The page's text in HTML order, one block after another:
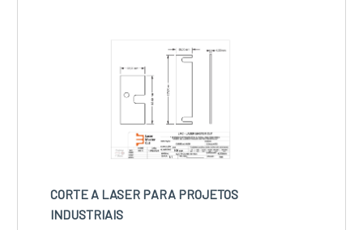
CORTE A LASER PARA PROJETOS
INDUSTRIAIS